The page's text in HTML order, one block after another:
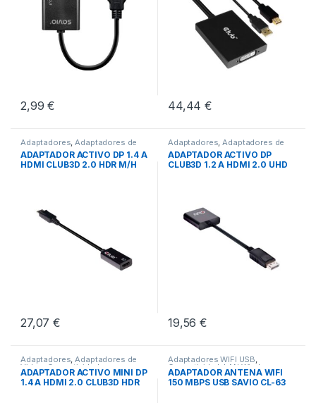
2,99€ 44,44€
Adaptadores Adaptadores de
Video,Conectividad
ADAPTADOR ACTIVO DP 1.4 A
HDMI CLUB3D 2.0 HDR M/H
27,07€
Adaptadores Adaptadores de
Video,Conectividad
ADAPTADOR ACTIVO DP
CLUB3D 1.2 A HDMI 2.0 UHD
19,56€
Adaptadores,Adaptadores de
Video,Conectividad
ADAPTADOR ACTIVO MINI DP
1.4 A HDMI 2.0 CLUB3D HDR
Adaptadores WIFI USB,
Conectividad, LAN Wireless
ADAPTADOR ANTENA WIFI
150 MBPS USB SAVIO CL-63